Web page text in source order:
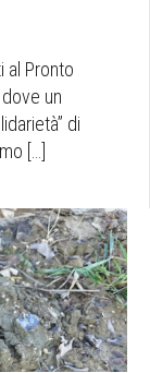
al Pronto
un
di
[…]